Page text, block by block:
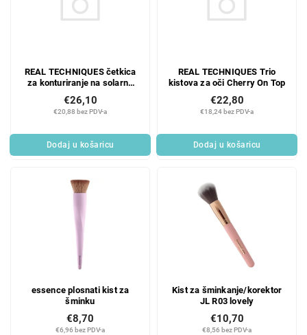
REAL TECHNIQUES četkica
za konturiranje na solarnu
€20,88 bez PDV-a
€26,10
Dodaj u košaricu
REAL TECHNIQUES Trio
kistova za oči Cherry On Top
€18,24 bez PDV-a
€22,80
Dodaj u košaricu
essence plosnati kist za
šminku
€6,96 bez PDV-a
€8,70
Kist za šminkanje/korektor
JL R03 lovely
€8,56 bez PDV-a
€10,70